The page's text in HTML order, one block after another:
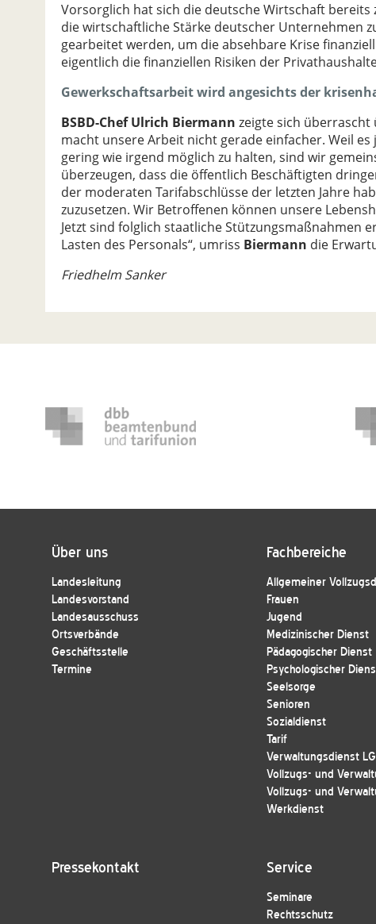
Vorsorglich hat sich die deutsche Wirtschaft
die wirtschaftliche Stärke deutscher Unternehmen
gearbeitet werden, um die absehbare Krise
eigentlich die finanziellen Risiken der
Gewerkschaftsarbeit wird angesichts der
BSBD-Chef Ulrich Biermann zeigte sich überrascht
macht unsere Arbeit nicht gerade einfacher. Weil
gering wie irgend möglich zu halten, sind wir
überzeugen, dass die öffentlich Beschäftigten
der moderaten Tarifabschlüsse der letzten Jahre
zuzusetzen. Wir Betroffenen können unsere
Jetzt sind folglich staatliche Stützungsmaßnahmen
Lasten des Personals“, umriss Biermann die
Friedhelm Sanker
Über uns
Landesleitung
Landesvorstand
Landesausschuss
Ortsverbände
Geschäftsstelle
Termine
Fachbereiche
Allgemeiner
Frauen
Jugend
Medizinischer Dienst
Pädagogischer Dienst
Psychologischer
Seelsorge
Senioren
Sozialdienst
Tarif
Verwaltungsdienst LG
Vollzugs- und
Vollzugs- und
Werkdienst
Pressekontakt Service
Seminare
Rechtsschutz